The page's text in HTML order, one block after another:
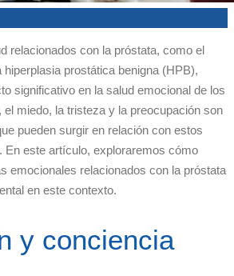
relacionados con la próstata, como el
prostática benigna (HPB),
significativo en la salud emocional de los
el miedo, la tristeza y la preocupación son
pueden surgir en relación con estos
En este artículo, exploraremos cómo
emocionales relacionados con la próstata
en este contexto.
y conciencia